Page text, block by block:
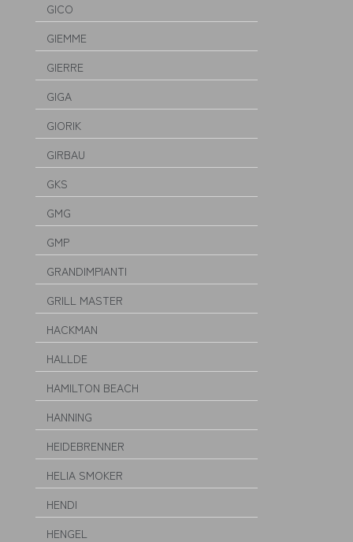
GICO
GIEMME
GIERRE
GIGA
GIORIK
GIRBAU
GKS
GMG
GMP
GRANDIMPIANTI
GRILL MASTER
HACKMAN
HALLDE
HAMILTON BEACH
HANNING
HEIDEBRENNER
HELIA SMOKER
HENDI
HENGEL